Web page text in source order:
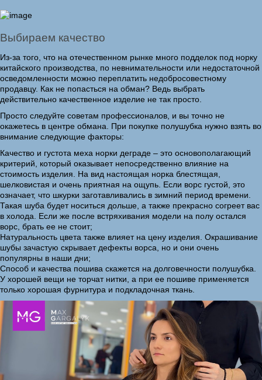
Выбираем качество
Из-за того, что на отечественном рынке много подделок под норку
китайского производства, по невнимательности или недостаточной
осведомленности можно переплатить недобросовестному
продавцу. Как не попасться на обман? Ведь выбрать
действительно качественное изделие не так просто.
Просто следуйте советам профессионалов, и вы точно не
окажетесь в центре обмана. При покупке полушубка нужно взять во
внимание следующие факторы:
Качество и густота меха норки деграде – это основополагающий
критерий, который оказывает непосредственно влияние на
стоимость изделия. На вид настоящая норка блестящая,
шелковистая и очень приятная на ощупь. Если ворс густой, это
означает, что шкурки заготавливались в зимний период времени.
Такая шуба будет носиться дольше, а также прекрасно согреет вас
в холода. Если же после встряхивания модели на полу остался
ворс, брать ее не стоит;
Натуральность цвета также влияет на цену изделия. Окрашивание
шубы зачастую скрывает дефекты ворса, но и они очень
популярны в наши дни;
Способ и качества пошива скажется на долговечности полушубка.
У хорошей вещи не торчат нитки, а при ее пошиве применяется
только хорошая фурнитура и подкладочная ткань.